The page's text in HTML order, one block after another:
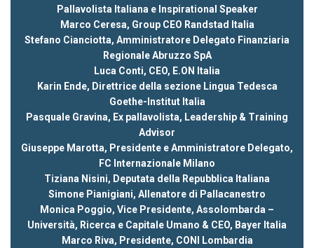
Pallavolista Italiana e Inspirational Speaker
Marco Ceresa, Group CEO Randstad Italia
Stefano Cianciotta, Amministratore Delegato Finanziaria
Regionale Abruzzo SpA
Luca Conti, CEO, E.ON Italia
Karin Ende, Direttrice della sezione Lingua Tedesca
Goethe-Institut Italia
Pasquale Gravina, Ex pallavolista, Leadership & Training
Advisor
Giuseppe Marotta, Presidente e Amministratore Delegato,
FC Internazionale Milano
Tiziana Nisini, Deputata della Repubblica Italiana
Simone Pianigiani, Allenatore di Pallacanestro
Monica Poggio, Vice Presidente, Assolombarda –
Università, Ricerca e Capitale Umano & CEO, Bayer Italia
Marco Riva, Presidente, CONI Lombardia